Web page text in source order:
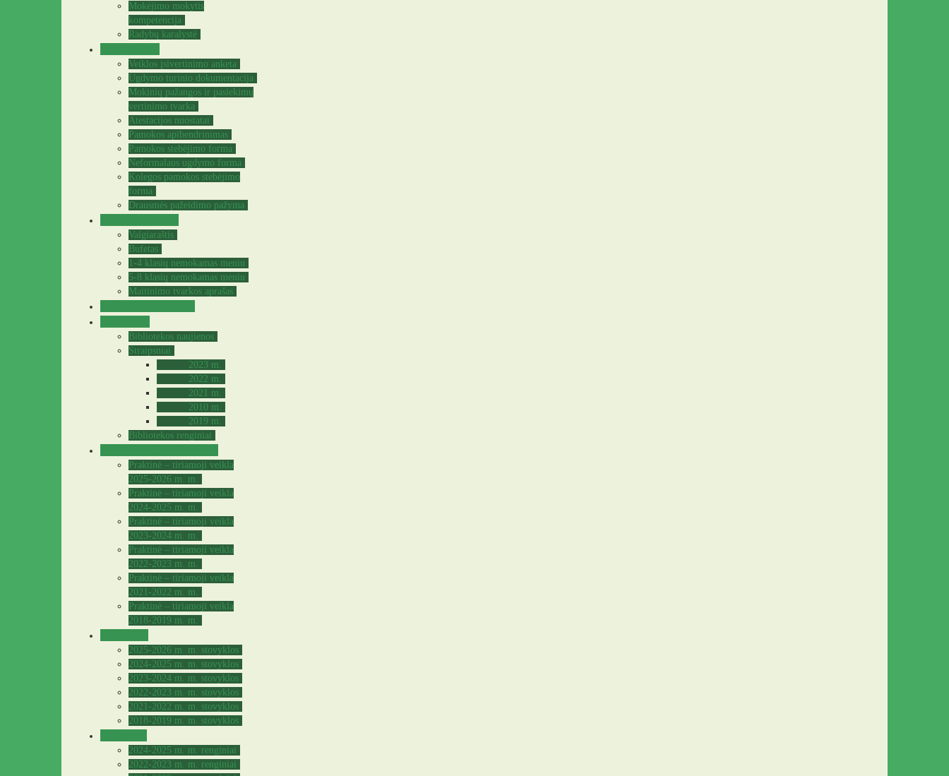
Mokėjimo mokytis
kompetencija
Radybų karalystė
Veiklos įsivertinimo anketa
Ugdymo turinio dokumentacija
Mokinių pažangos ir pasiekimų
vertinimo tvarka
Atestacijos nuostatai
Pamokos apibendrinimas
Pamokos stebėjimo forma
Neformalaus ugdymo forma
Kolegos pamokos stebėjimo
forma
Drausmės pažeidimo pažyma
Valgiaraštis
Bufetas
1-4 klasių nemokamas meniu
5-8 klasių nemokamas meniu
Maitinimo tvarkos aprašas
Bibliotekos naujienos
Straipsniai
2023 m.
2022 m.
2021 m.
2010 m.
2019 m.
Bibliotekos renginiai
Praktinė – tiriamoji veikla
2025-2026 m. m.
Praktinė – tiriamoji veikla
2024-2025 m. m.
Praktinė – tiriamoji veikla
2023-2024 m. m.
Praktinė – tiriamoji veikla
2022-2023 m. m.
Praktinė – tiriamoji veikla
2021-2022 m. m.
Praktinė – tiriamoji veikla
2018-2019 m. m.
2025-2026 m. m. stovyklos
2024-2025 m. m. stovyklos
2023-2024 m. m. stovyklos
2022-2023 m. m. stovyklos
2021-2022 m. m. stovyklos
2018-2019 m. m. stovyklos
2024-2025 m. m. renginiai
2022-2023 m. m. renginiai